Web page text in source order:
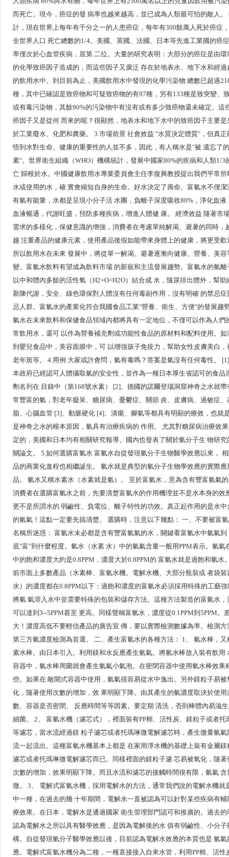
而死亡。現今，癌症的發 病率也越來越高，並已成為人類最可怕的敵人。
計，現在世界上每年有千分之一的人患癌症，每年有300餘萬人死於癌症
全世界人口 死亡總數的1/4。美國、英國、法國、日本等先進工業國的癌
率僅次於心血管疾病，居第 二位。大量的研究表明：大部分的癌症是由環
的化學致癌因子造成的，而這些因子又廣泛 存在於地表水、地下水和經過
的飲用水中。到目前為止，美國飲用水中發現的化學污染物 總數已超過
種，其中已確認是致癌物和可疑致癌物的有97種，另有133種是致突變、
或有毒污染物，其餘90%的污染物中有沒有或有多少致癌物還未確定。這
癌因子又是從何 而來的呢？很顯然，地表水和地下水中的致癌因子主要是
於工業廢水、化肥和農藥。 3.市場前景 社會效益 "水質決定體質"，但真正
悟到水對生命、健康的重要性的人並不多，因此，有人稱水是"被 遺忘了
素"。世界衛生組織（WHO）機構統計，發展中國家80%的疾病和人類1/3
亡 歸根於水。中國健康飲用水專業委員會主任李復興教授提出我們平常所
水或使用的水，確 實會縮短自身的生命。好水決定了壽命。富氫水不僅潔
有氫有能量，水都是呈現小分子活 水團，負離子深度吸收80%，淨化血液
血液暢通，代謝旺盛，預防多種疾病，增進人體健 康。 經濟效益 隨著市
需求的多樣化，保健意識的增強，消費者在考慮單純解渴、避暑的同時，
越 注重產品的健康元素，使用產品後假如能帶來身體上的健康，將更受歡
所以飲用水在未來 發展中，將從單一解渴、避暑逐漸向健康、營養、美容
變。富氫水飲料有望成為飲料市場 的新寵和主流發展趨勢。富氫水的氫離
以中和體內多餘的活性氧（H2+O=H2O）結合成 水，隨尿排出體外，幫助
新陳代謝，安全、綠色環保對人體沒有任何毒副作用，沒有明確 的禁忌症
忌人群。富氫水的產業化符合我國食品工業"營養、衛生、方便"的發展趨
氫水在未來飲料和保健食品領域內都將具有一定地位，不僅可以作為人們
常飲用水，還可 以作為營養補充劑或功能性食品的原材料和配料使用。如
到嬰兒食品中，美容面膜中，可 以增強孩子免疫力，幫助女性皮膚美白，
老年斑等。 4.用例 大家或許會問，氫有毒嗎？答案是氫沒有任何毒性。
本政府已經認可人體攝取氫的安全性，並作為一種日本厚生省認可的食品
劑名列在 目錄中（第168號水素） [2]、德國的諾爾登瑙洞窟神奇之水就帶
常豐富的氫，對老年癡呆、糖尿病、憂鬱症、關節 炎、皮膚病、過敏症、
脂、心腦血管 [3]、動脈硬化 [4]、潰瘍、腳氣等都具有明顯的療效，也就
是神奇之水的根本原因，氫具有治療疾病的 作用。 尤其對糖尿病治療效
定的，美國和日本均有相關研究報導。國內也發表了關於氫分子生 物研究
關論文。 5.如何選購富氫水 富氫水自從發現氫分子生物醫學效應以來，
品的商業化進程也相繼誕生。 氫水就是典型的氫分子生物學效應的實際應
品。 氫水又稱水素水（水素就是氫）。 至於富氫水，意為含有豐富氫氣
消費者在選購富氫水之前，先要清楚富氫水的作用機理並不是水本身的效
更不是所謂水的 弱鹼性、負電位、離子特性的功效。真正起作用的是水中
的氫氣！這點一定要先搞清楚。 選購時，注意以下幾點： 一、不要被富
名稱所迷惑： 富氫水未必都是含有豐富氫氣的水，關鍵看富氫水中氫氣到
底"富"到什麼程度。氫水（水素 水）中的氫氣含量一般用PPM表示。氫氣
中的飽和濃度大約是0.8PPM，濃度大於0.8PPM的 富氫水就是過飽和氫水
前市面上多數產品（水素棒、富氫水機、電解水機、大部分瓶裝或 者袋裝
水）的濃度都在0.8PPM以下；過飽和濃度的富氫水必須採用特殊的工藝強
將氫 氣溶入水中並需要特殊的包裝和儲存方法。這種方法製造的富氫水，
可以達到3--5PPM甚至 更高。同樣聲稱富氫水，濃度從0.1PPM到5PPM。
大！濃度高低不要輕信產品的廣告宣 傳，要以實際檢測數據為準。檢測方
第三方氫濃度檢測為首選。 二、產生富氫水的各種方法： 1、 氫水棒，又
素水棒。由日本引入。利用鎂和水反應產生氫氣。將氫水棒放入裝有飲用
容器中，氫水棒周圍就會產生氫氣小氣泡。在密閉容器中使用氫水棒效果
些。如果在 敞開式容器中使用，氫氣很容易從水中逸出。另外鎂粒子易被
化，隨著使用次數的增加，效 果明顯下降。由其產生的氫濃度取決於使用
數、容器是否密閉、 反應時間等等因素。要定期 清洗，否則棒體內易滋
細菌。 2、 富氫水機（濾芯式），裡面裝有PP棉、活性炭、鎂粒子或者托
等濾芯，當水流經過鎂 粒子濾芯或者托瑪琳微電解濾芯時，產生微量氫氣
流一起流出。這種富氫水機基本上都是 在家用淨水機的基礎上裝有金屬鎂
濾芯或者托瑪琳微電解濾芯而已。同樣裡面的鎂粒子濾 芯易被氧化，隨著
次數的增加，效果明顯下降。而且水流和濾芯的接觸時間很有限，氫氣 含
微。 3、 電解式富氫水機，採用電解水的方法，通常我們說的電解水機就
中一種，在過去的幾 十年期間，電解水一直被認為可以針對某些疾病有輔
療效果。在日本，電解水是通過國家 衛生管理部門認可和推廣的。過去的
認為電解水之所以具有醫學效應，是因為電解後的水 俱有弱鹼性、小分子
構。自從發現氫分子醫學效應以後，目前認為電解水效應的本質也是 氫氣
應。電解式富氫水機分為二種，一種直接接入自來水管，利用PP棉、活性